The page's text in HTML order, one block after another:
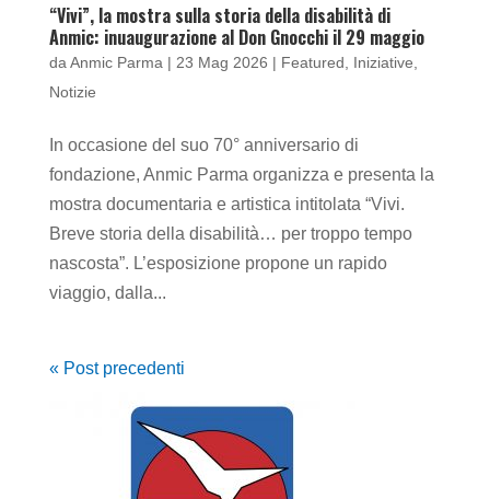
“Vivi”, la mostra sulla storia della disabilità di
Anmic: inuaugurazione al Don Gnocchi il 29 maggio
da Anmic Parma | 23 Mag 2026 | Featured Iniziative
Notizie
In occasione del suo 70° anniversario di
fondazione, Anmic Parma organizza e presenta la
mostra documentaria e artistica intitolata “Vivi.
Breve storia della disabilità… per troppo tempo
nascosta”. L’esposizione propone un rapido
viaggio, dalla...
« Post precedenti